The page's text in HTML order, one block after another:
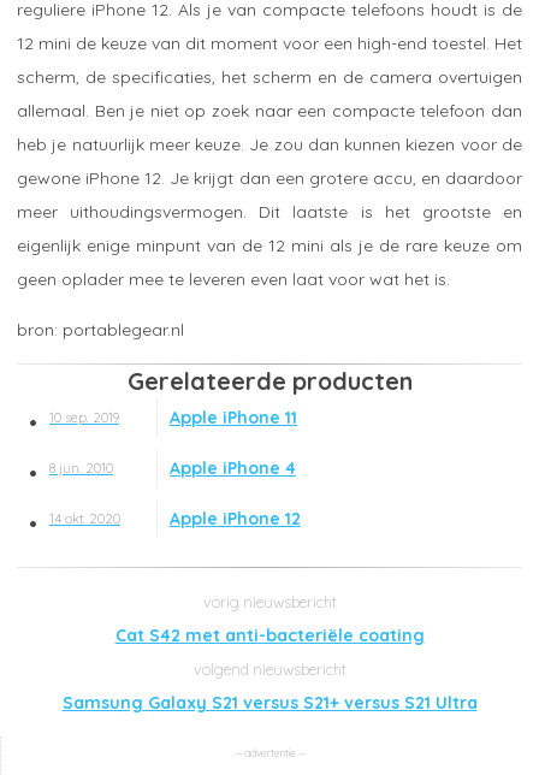
reguliere iPhone 12. Als je van compacte telefoons houdt is de
12 mini de keuze van dit moment voor een high-end toestel. Het
scherm, de specificaties, het scherm en de camera overtuigen
allemaal. Ben je niet op zoek naar een compacte telefoon dan
heb je natuurlijk meer keuze. Je zou dan kunnen kiezen voor de
gewone iPhone 12. Je krijgt dan een grotere accu, en daardoor
meer uithoudingsvermogen. Dit laatste is het grootste en
eigenlijk enige minpunt van de 12 mini als je de rare keuze om
geen oplader mee te leveren even laat voor wat het is.
portablegear.nl
Gerelateerde producten
10 sep. 2019 Apple iPhone 11
8 jun. 2010 Apple iPhone 4
14 okt. 2020 Apple iPhone 12
Cat S42 met anti-bacteriële coating
Samsung Galaxy S21 versus S21+ versus S21 Ultra